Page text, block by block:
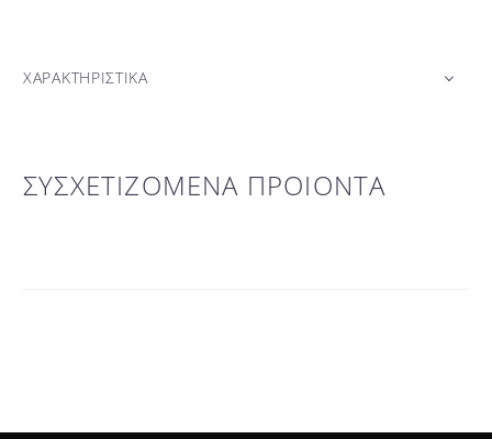
ΧΑΡΑΚΤΗΡΙΣΤΙΚΑ
ΣΥΣΧΕΤΙΖΟΜΕΝΑ ΠΡΟΙΟΝΤΑ